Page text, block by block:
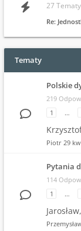
27
Re:
Tematy
Polskie
219
1
…
Piotr 29
Pytania
114
1
…
Jarosław,